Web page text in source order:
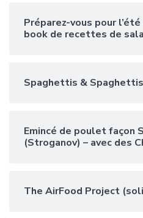
Préparez-vous pour
book de recettes de
Spaghettis &
Emincé de poulet façon
(Stroganov) – avec des
The AirFood Project